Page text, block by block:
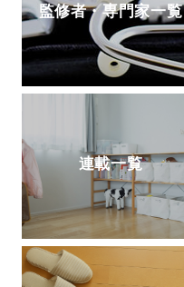
監修者・専門家一覧
連載一覧